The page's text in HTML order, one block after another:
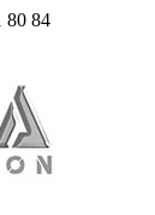
80 84